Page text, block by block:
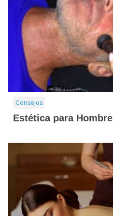
Consejos
Estética para